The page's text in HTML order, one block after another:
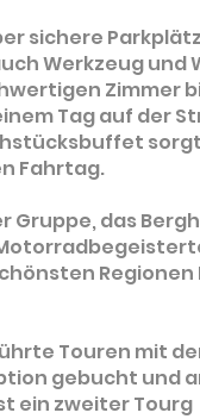
sichere
Werkzeug und
Zimmer
Tag auf der
Fahrtag.
Gruppe, das
Touren mit
gebucht und
ein zweiter Tourg